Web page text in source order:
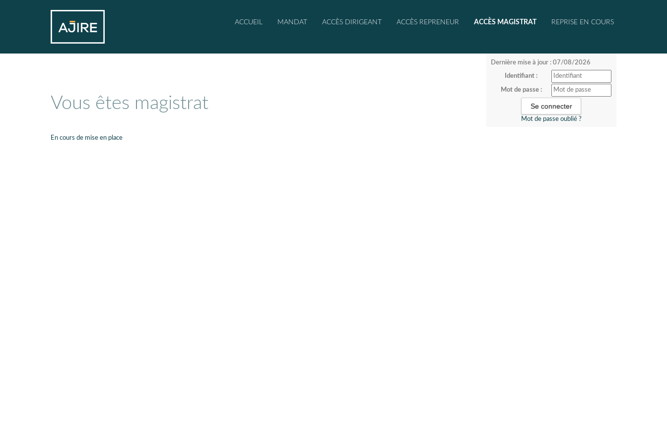
ACCUEIL MANDAT ACCÈS DIRIGEANT ACCÈS REPRENEUR ACCÈS MAGISTRAT REPRISE EN COURS
Dernière mise à jour : 07/08/2026
Identifiant :
Mot de passe :
Mot de passe oublié ?
Vous êtes magistrat
En cours de mise en place